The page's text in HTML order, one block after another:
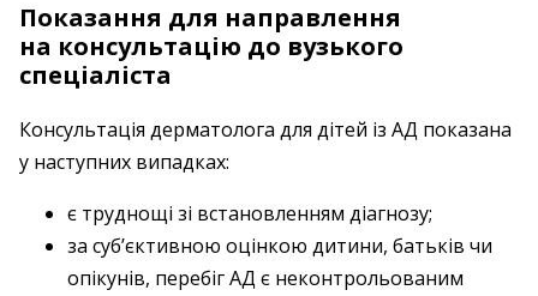
Показання для направлення
на консультацію до вузького
спеціаліста
Консультація дерматолога для дітей із АД показана
у наступних випадках:
є труднощі зі встановленням діагнозу;
за суб’єктивною оцінкою дитини, батьків чи
опікунів, перебіг АД є неконтрольованим